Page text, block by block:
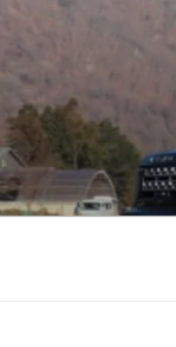
へ
ス
キ